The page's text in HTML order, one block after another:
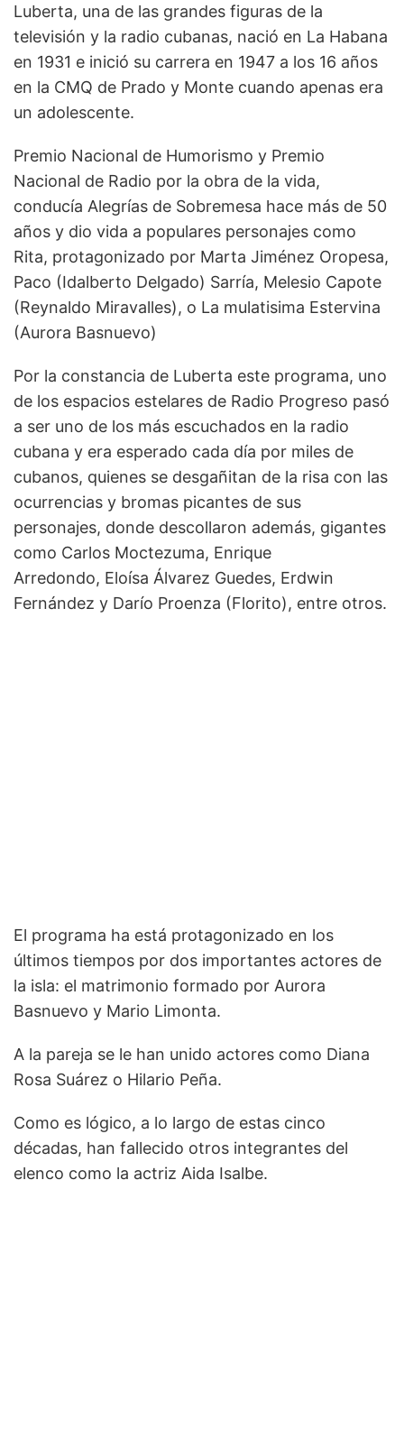
Luberta, una de las grandes figuras de la
televisión y la radio cubanas, nació en La Habana
en 1931 e inició su carrera en 1947 a los 16 años
en la CMQ de Prado y Monte cuando apenas era
un adolescente.
Premio Nacional de Humorismo y Premio
Nacional de Radio por la obra de la vida,
conducía Alegrías de Sobremesa hace más de 50
años y dio vida a populares personajes como
Rita, protagonizado por Marta Jiménez Oropesa,
Paco (Idalberto Delgado) Sarría, Melesio Capote
(Reynaldo Miravalles), o La mulatisima Estervina
(Aurora Basnuevo)
Por la constancia de Luberta este programa, uno
de los espacios estelares de Radio Progreso pasó
a ser uno de los más escuchados en la radio
cubana y era esperado cada día por miles de
cubanos, quienes se desgañitan de la risa con las
ocurrencias y bromas picantes de sus
personajes, donde descollaron además, gigantes
como Carlos Moctezuma, Enrique
Arredondo, Eloísa Álvarez Guedes, Erdwin
Fernández y Darío Proenza (Florito), entre otros.
El programa ha está protagonizado en los
últimos tiempos por dos importantes actores de
la isla: el matrimonio formado por Aurora
Basnuevo y Mario Limonta.
A la pareja se le han unido actores como Diana
Rosa Suárez o Hilario Peña.
Como es lógico, a lo largo de estas cinco
décadas, han fallecido otros integrantes del
elenco como la actriz Aida Isalbe.